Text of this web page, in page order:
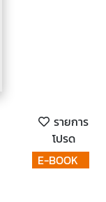
รายการ
โปรด
E-BOOK